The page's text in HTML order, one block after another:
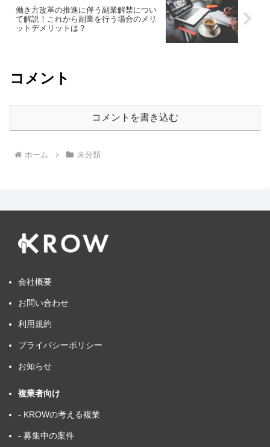
働き方改革の推進に伴う副業解禁につい
て解説！これから副業を行う場合のメリ
ットデメリットは？
コメント
コメントを書き込む
ホーム 未分類
会社概要
お問い合わせ
利用規約
プライバシーポリシー
お知らせ
複業者向け
- KROWの考える複業
- 募集中の案件